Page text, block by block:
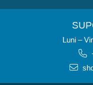
Luni –